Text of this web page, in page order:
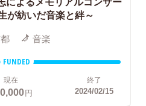
が紡いだ音楽と絆～
音楽
FUNDED
現在
円
終了
2024/02/15